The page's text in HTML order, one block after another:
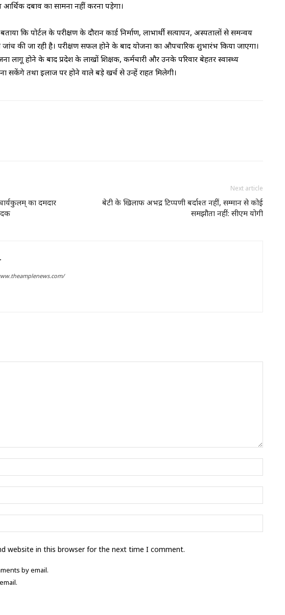
दबाव का सामना नहीं करना पड़ेगा।
कि पोर्टल के परीक्षण के दौरान कार्ड निर्माण, लाभार्थी सत्यापन, अस्पतालों से समन्वय
की जा रही है। परीक्षण सफल होने के बाद योजना का औपचारिक शुभारंभ किया जाएगा।
लागू होने के बाद प्रदेश के लाखों शिक्षक, कर्मचारी और उनके परिवार बेहतर स्वास्थ्य
तथा इलाज पर होने वाले बड़े खर्च से उन्हें राहत मिलेगी।
का दमदार
Next article
बेटी के खिलाफ अभद्र टिप्पणी बर्दाश्त नहीं, सम्मान से कोई
समझौता नहीं: सीएम योगी
website in this browser for the next time I comment.
by email.